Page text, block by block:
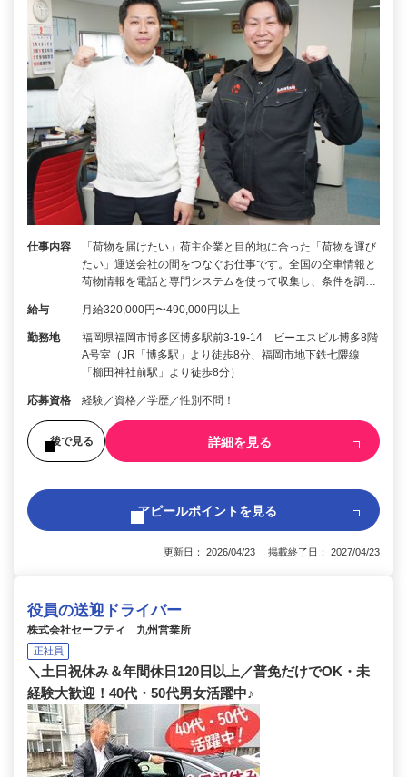
仕事内容
「荷物を届けたい」荷主企業と目的地に合った「荷物を運び
たい」運送会社の間をつなぐお仕事です。全国の空車情報と
荷物情報を電話と専門システムを使って収集し、条件を調…
給与 月給320,000円〜490,000円以上
勤務地
福岡県福岡市博多区博多駅前3-19-14 ビーエスビル博多8階
A号室（JR「博多駅」より徒歩8分、福岡市地下鉄七隈線
「櫛田神社前駅」より徒歩8分）
応募資格 経験／資格／学歴／性別不問！
後で見る 詳細を見る
アピールポイントを見る
更新日： 2026/04/23 掲載終了日： 2027/04/23
役員の送迎ドライバー
株式会社セーフティ 九州営業所
正社員
＼土日祝休み＆年間休日120日以上／普免だけでOK・未
経験大歓迎！40代・50代男女活躍中♪